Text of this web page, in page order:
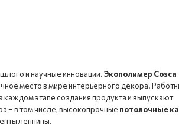
и научные инновации.Экополимер Cosca
место в мире интерьерного декора.
этапе создания продукта и выпускают
– в том числе, высокопрочные потолочные
лепнины.